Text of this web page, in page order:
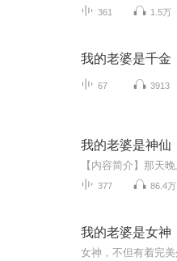
361 1.5万
我的老婆是千金
67 3913
我的老婆是神仙
377 86.4万
我的老婆是女神